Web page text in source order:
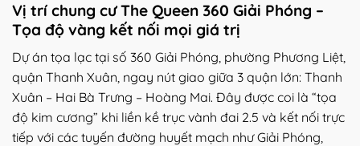
Vị trí chung cư The Queen 360 Giải Phóng –
Tọa độ vàng kết nối mọi giá trị
Dự án tọa lạc tại số 360 Giải Phóng, phường Phương Liệt,
quận Thanh Xuân, ngay nút giao giữa 3 quận lớn: Thanh
Xuân – Hai Bà Trưng – Hoàng Mai. Đây được coi là “tọa
độ kim cương” khi liền kề trục vành đai 2.5 và kết nối trực
tiếp với các tuyến đường huyết mạch như Giải Phóng,